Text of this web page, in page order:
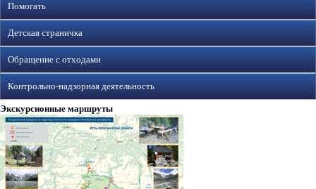
Помогать
Детская страничка
Обращение с отходами
Контрольно-надзорная деятельность
Экскурсионные маршруты